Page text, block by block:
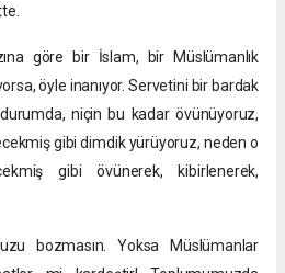
göre bir İslam, bir Müslümanlık
öyle inanıyor. Servetini bir bardak
niçin bu kadar övünüyoruz,
gibi dimdik yürüyoruz, neden o
gibi övünerek, kibirlenerek,
bozmasın. Yoksa Müslümanlar